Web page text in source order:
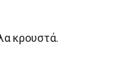
κρουστά.